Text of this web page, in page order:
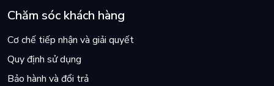
Chăm sóc khách hàng
Cơ chế tiếp nhận và giải quyết
Quy định sử dụng
Bảo hành và đổi trả